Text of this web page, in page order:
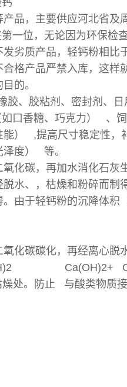
品，主要供应河北省及
一位，无论因为环保检
劣质产品，轻钙粉相比
格产品严禁入库，这样
的。
、胶粘剂、密封剂、日
口香糖、巧克力） 、
） ,提高尺寸稳定性，
泽度） 等。
化碳，再加水消化石灰
水、，枯燥和粉碎而制
由于轻钙粉的沉降体积
化碳碳化，再经离心脱
Ca(OH)2+
处。防止 与酸类物质接